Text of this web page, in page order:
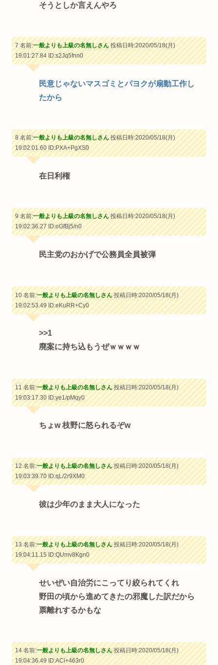
そうとしか言えんやろ
7 名前:一般よりも上級の名無しさん投稿日時:2020/05/18(月)
19:01:27.84ID:s2Jq5fnn0
民意じゃないマスゴミとパヨクが扇動工作し
たから
8 名前:一般よりも上級の名無しさん投稿日時:2020/05/18(月)
19:02:01.60ID:PXA+PgXS0
在日利権
9 名前:一般よりも上級の名無しさん投稿日時:2020/05/18(月)
19:02:36.27ID:oGfBj5/n0
民主党のおかげで公務員全員被弾
10 名前:一般よりも上級の名無しさん投稿日時:2020/05/18(月)
19:02:53.49ID:eKuRR+Cy0
>>1
廃案に持ち込もうぜｗｗｗｗ
11 名前:一般よりも上級の名無しさん投稿日時:2020/05/18(月)
19:03:17.30ID:ye1/pMqy0
ちょw 枝野に怒られるぞw
12 名前:一般よりも上級の名無しさん投稿日時:2020/05/18(月)
19:03:39.70ID:qL/2r9XM0
彼は少年のまま大人になった
13 名前:一般よりも上級の名無しさん投稿日時:2020/05/18(月)
19:04:11.15ID:QUmv8Kgn0
せいぜい自治労にこってり絞られてくれ
野田の頃から進めてきたの邪魔した訳だから
票離れするかもな
14 名前:一般よりも上級の名無しさん投稿日時:2020/05/18(月)
19:04:36.49ID:ACi+463r0